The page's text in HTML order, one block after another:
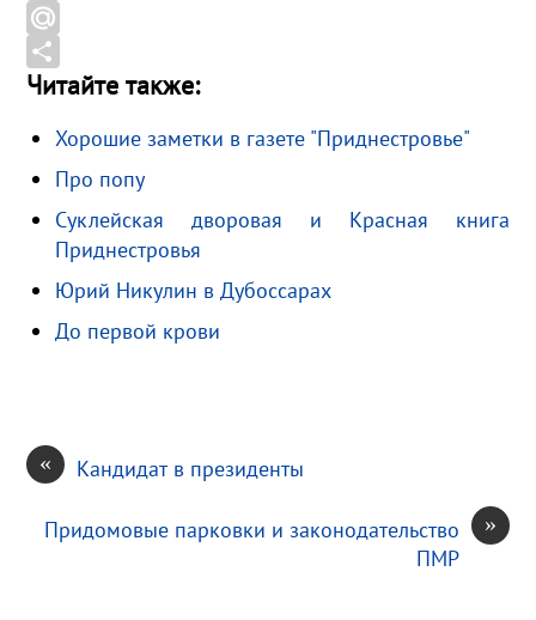
o
o
k
e
g
r
m
n
o
k
a
s
s
i
G
m
a
M
a
R
О
п
р
а
и
Читайте также:
Хорошие заметки в газете "Приднестровье"
Про попу
Суклейская дворовая и Красная книга
Приднестровья
Юрий Никулин в Дубоссарах
До первой крови
« Кандидат в президенты
»
Придомовые парковки и законодательство
ПМР